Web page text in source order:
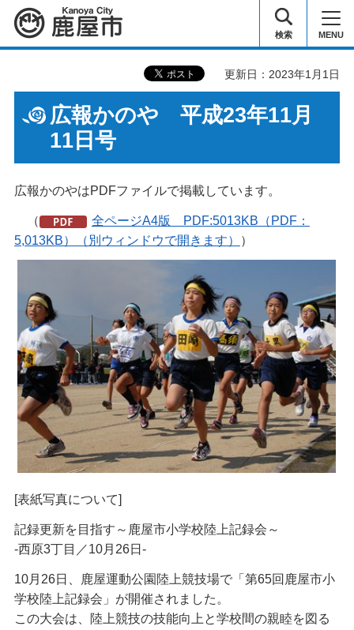
鹿屋市 検索 MENU
更新日：2023年1月1日
広報かのや 平成23年11月
11日号
広報かのやはPDFファイルで掲載しています。
（
全ページA4版 PDF:5013KB（PDF：
5,013KB）（別ウィンドウで開きます）
）
[表紙写真について]
記録更新を目指す～鹿屋市小学校陸上記録会～
-西原3丁目／10月26日-
10月26日、鹿屋運動公園陸上競技場で「第65回鹿屋市小
学校陸上記録会」が開催されました。
この大会は、陸上競技の技能向上と学校間の親睦を図る